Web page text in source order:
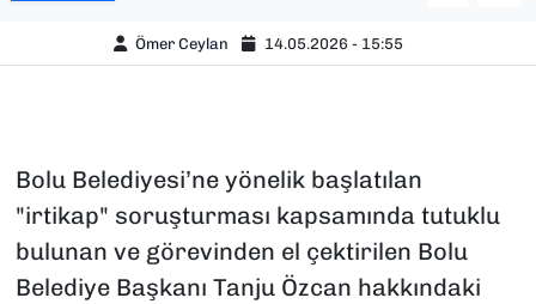
Ömer Ceylan 14.05.2026 - 15:55
Bolu Belediyesi’ne yönelik başlatılan
"irtikap" soruşturması kapsamında tutuklu
bulunan ve görevinden el çektirilen Bolu
Belediye Başkanı Tanju Özcan hakkındaki